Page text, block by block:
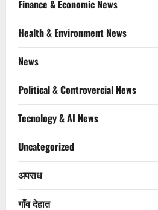
Finance & Economic News
Health & Environment News
News
Political & Controvercial News
Tecnology & AI News
Uncategorized
अपराध
गाँव देहात